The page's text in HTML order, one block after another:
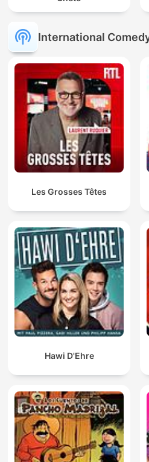
International
Les Grosses Têtes
Hawi D'Ehre